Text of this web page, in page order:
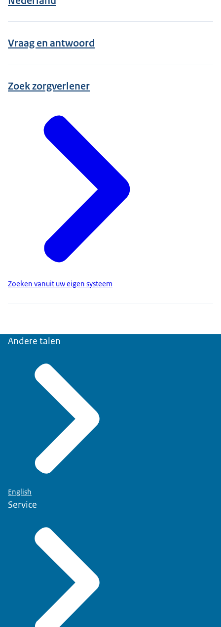
Vraag en antwoord
Zoek zorgverlener
Zoeken vanuit uw eigen systeem
Andere talen
English
Service